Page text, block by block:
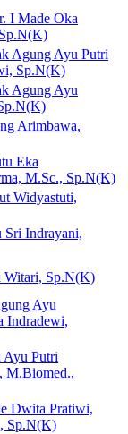
I Made Oka
Agung Ayu Putri
Sp.N(K)
Agung Ayu
Arimbawa,
Eka
M.Sc., Sp.N(K)
Widyastuti,
Sri Indrayani,
Witari, Sp.N(K)
Ayu
Indradewi,
Ayu Putri
M.Biomed.,
Dwita Pratiwi,
Sp.N(K)